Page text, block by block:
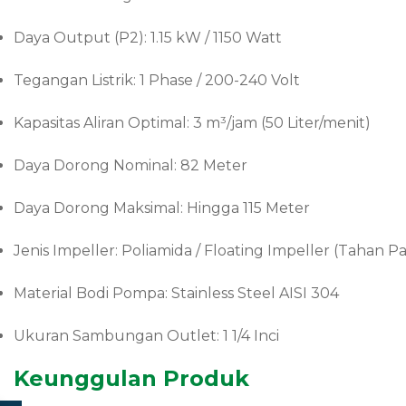
Daya Output (P2): 1.15 kW / 1150 Watt
Tegangan Listrik: 1 Phase / 200-240 Volt
Kapasitas Aliran Optimal: 3 m³/jam (50 Liter/menit)
Daya Dorong Nominal: 82 Meter
Daya Dorong Maksimal: Hingga 115 Meter
Jenis Impeller: Poliamida / Floating Impeller (Tahan
Material Bodi Pompa: Stainless Steel AISI 304
Ukuran Sambungan Outlet: 1 1/4 Inci
Keunggulan Produk